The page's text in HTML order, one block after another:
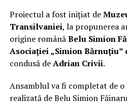
Proiectul a fost inițiat de
Transilvaniei, la propunerea
origine românăBelu Simion
Asociației „Simion Bărnuțiu”
condusă deAdrian Crivii.
Ansamblul va fi completat de
realizată de Belu Simion